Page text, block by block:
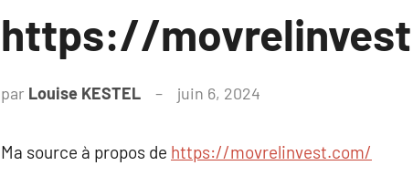
https://
par Louise KESTEL juin 6, 2024
Ma source à propos de https://movrelinvest.com/